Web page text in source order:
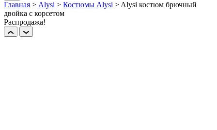
Главная > Alysi > Костюмы Alysi > Alysi костюм брючный
двойка с корсетом
Распродажа!